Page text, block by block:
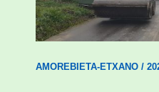
Amorebieta-
plan integrala ezarri
AMOREBIETA-ETXANO/